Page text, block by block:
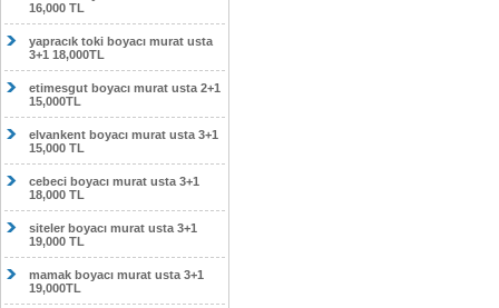
16,000 TL
yapracık toki boyacı murat usta
3+1 18,000TL
etimesgut boyacı murat usta 2+1
15,000TL
elvankent boyacı murat usta 3+1
15,000 TL
cebeci boyacı murat usta 3+1
18,000 TL
siteler boyacı murat usta 3+1
19,000 TL
mamak boyacı murat usta 3+1
19,000TL